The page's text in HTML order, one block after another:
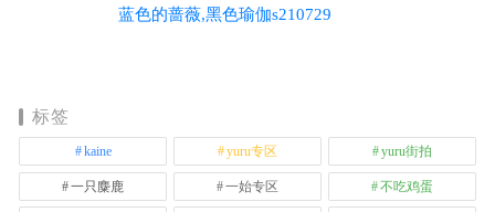
蓝色的蔷薇,黑色瑜伽s210729
标签
kaine yuru专区 yuru街拍
一只麋鹿 一始专区 不吃鸡蛋